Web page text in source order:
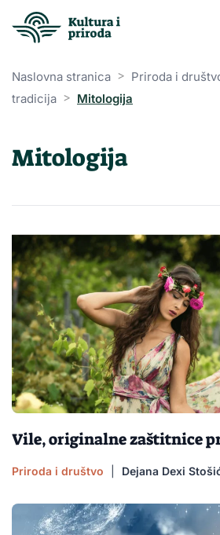
Preskoči
na
Naslovna stranica > Priroda i
tradicija > Mitologija
Mitologija
Vile, originalne zaštitnice
Priroda i društvo Dejana Dexi